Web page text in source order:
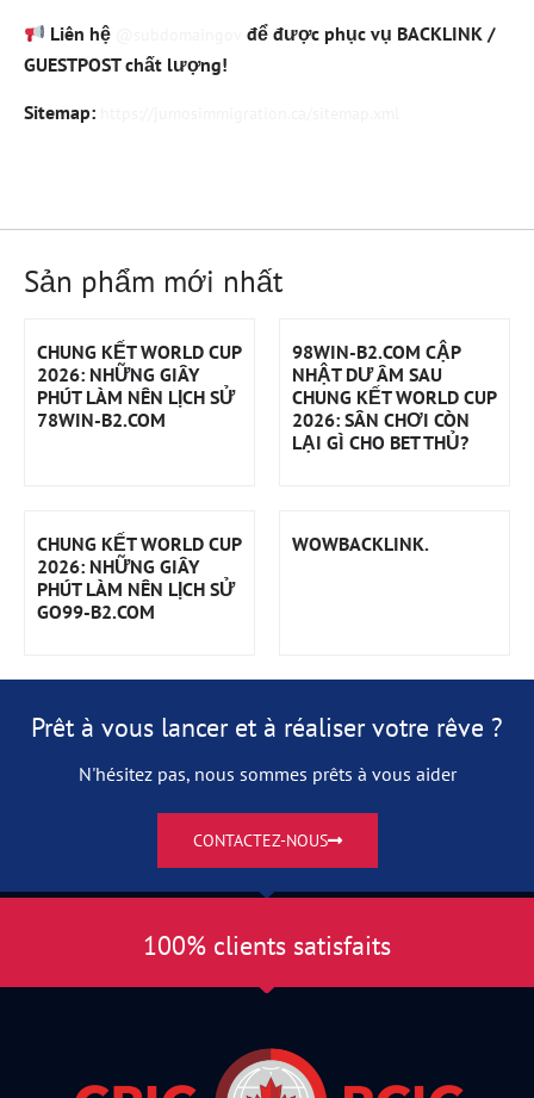
Liên hệ
để được phục vụ BACKLINK /
GUESTPOST chất lượng!
Sitemap:
Sản phẩm mới nhất
CHUNG KẾT WORLD CUP
2026: NHỮNG GIÂY
PHÚT LÀM NÊN LỊCH SỬ
78WIN-B2.COM
98WIN-B2.COM CẬP
NHẬT DƯ ÂM SAU
CHUNG KẾT WORLD CUP
2026: SÂN CHƠI CÒN
LẠI GÌ CHO BET THỦ?
CHUNG KẾT WORLD CUP
2026: NHỮNG GIÂY
PHÚT LÀM NÊN LỊCH SỬ
GO99-B2.COM
WOWBACKLINK.
Prêt à vous lancer et à réaliser votre rêve ?
N'hésitez pas, nous sommes prêts à vous aider
CONTACTEZ-NOUS
100% clients satisfaits